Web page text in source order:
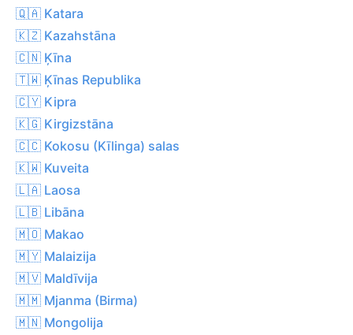
🇶🇦 Katara
🇰🇿 Kazahstāna
🇨🇳 Ķīna
🇹🇼 Ķīnas Republika
🇨🇾 Kipra
🇰🇬 Kirgizstāna
🇨🇨 Kokosu (Kīlinga) salas
🇰🇼 Kuveita
🇱🇦 Laosa
🇱🇧 Libāna
🇲🇴 Makao
🇲🇾 Malaizija
🇲🇻 Maldīvija
🇲🇲 Mjanma (Birma)
🇲🇳 Mongolija